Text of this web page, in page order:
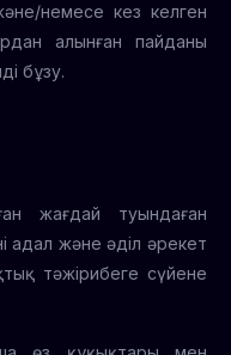
немесе кез келген
алынған пайданы
бұзу.
жағдай туындаған
адал және әділ әрекет
тәжірибеге сүйене